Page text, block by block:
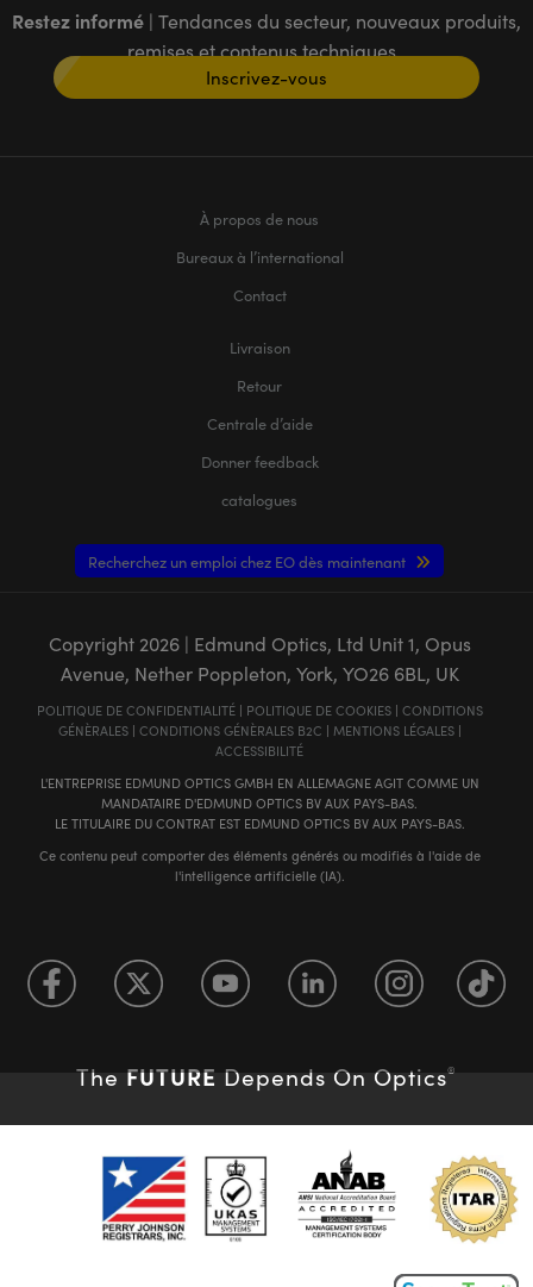
Restez informé | Tendances du secteur, nouveaux produits,
remises et contenus techniques
Inscrivez-vous
À propos de nous
Bureaux à l’international
Contact
Livraison
Retour
Centrale d’aide
Donner feedback
catalogues
Recherchez un emploi chez EO dès maintenant
Copyright 2026| Edmund Optics, Ltd Unit 1, Opus
Avenue, Nether Poppleton, York, YO26 6BL, UK
POLITIQUE DE CONFIDENTIALITÉ| POLITIQUE DE COOKIES| CONDITIONS
GÉNÈRALES| CONDITIONS GÉNÈRALES B2C | MENTIONS LÉGALES|
ACCESSIBILITÉ
L'ENTREPRISE EDMUND OPTICS GMBH EN ALLEMAGNE AGIT COMME UN
MANDATAIRE D'EDMUND OPTICS BV AUX PAYS-BAS.
LE TITULAIRE DU CONTRAT EST EDMUND OPTICS BV AUX PAYS-BAS.
Ce contenu peut comporter des éléments générés ou modifiés à l'aide de
l'intelligence artificielle (IA).
The FUTURE Depends On Optics®